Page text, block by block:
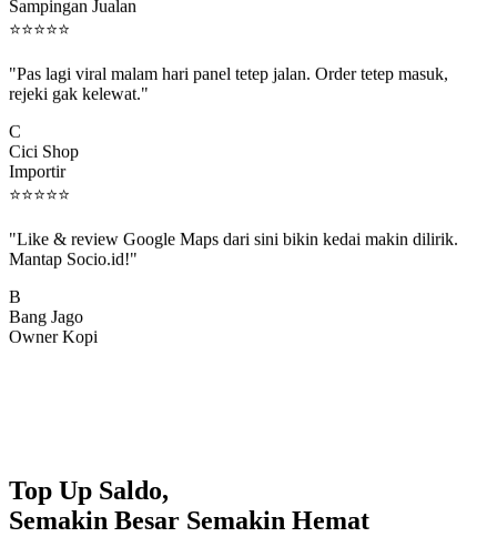
⭐⭐⭐⭐⭐
rejeki gak kelewat."
Cici Shop
Importir
⭐⭐⭐⭐⭐
Mantap Socio.id!"
Bang Jago
Owner Kopi
Top Up Saldo,
Semakin Besar Semakin Hemat